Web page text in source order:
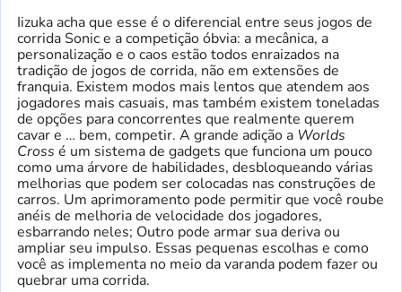
Iizuka acha que esse é o diferencial entre seus jogos de
corrida Sonic e a competição óbvia: a mecânica, a
personalização e o caos estão todos enraizados na
tradição de jogos de corrida, não em extensões de
franquia. Existem modos mais lentos que atendem aos
jogadores mais casuais, mas também existem toneladas
de opções para concorrentes que realmente querem
cavar e … bem, competir. A grande adição a Worlds
Cross é um sistema de gadgets que funciona um pouco
como uma árvore de habilidades, desbloqueando várias
melhorias que podem ser colocadas nas construções de
carros. Um aprimoramento pode permitir que você roube
anéis de melhoria de velocidade dos jogadores,
esbarrando neles; Outro pode armar sua deriva ou
ampliar seu impulso. Essas pequenas escolhas e como
você as implementa no meio da varanda podem fazer ou
quebrar uma corrida.